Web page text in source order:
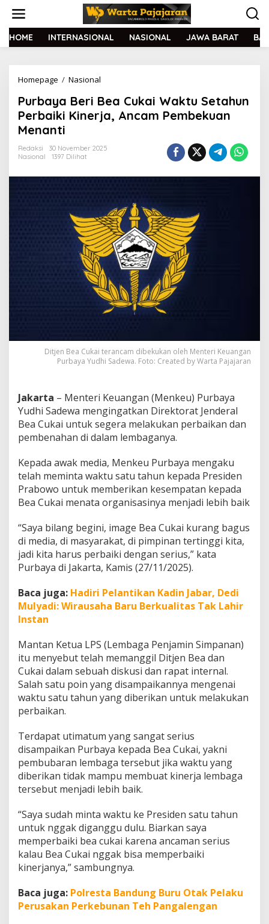
t
HOME INTERNASIONAL NASIONAL JAWA BARAT
Homepage / Nasional
r
b
a
a
r
e
a
C
u
k
i
W
a
t
S
e
t
u
n
P
e
r
a
i
k
i
K
n
e
r
j
a
A
n
c
P
e
m
b
e
k
M
e
n
a
t
Purbaya Beri Bea Cukai Waktu Setahun
Perbaiki Kinerja, Ancam Pembekuan
Menanti
Redaksi
30 November 2025
Nasional
1397 Dilihat
Ditjen Bea Cukai terancam dibekukan oleh Menteri Keuangan
Purbaya Yudhi Sadewa. Foto: Created by Warta Pajajaran
Jakarta – Menteri Keuangan (Menkeu) Purbaya
Yudhi Sadewa mengingatkan Direktorat Jenderal
Bea Cukai untuk segera melakukan perbaikan dan
pembenahan di dalam lembaganya.
Kepada awak media, Menkeu Purbaya mengaku
telah meminta waktu satu tahun kepada Presiden
Prabowo untuk memberikan kesempatan kepada
Bea Cukai menata organisasinya menjadi lebih baik
“Saya bilang begini, image Bea Cukai kurang bagus
di media, di masyarakat, di pimpinan tertinggi kita,
jadi kita harus perbaiki dengan serius,” kata
Purbaya di Jakarta, Kamis (27/11/2025).
Baca juga: Hadiri Pelantikan Kadin Jabar, Dedi
Mulyadi: Wirausaha Baru Berkualitas Tak Lahir
Instan
Mantan Ketua LPS (Lembaga Penjamin Simpanan)
itu menyebut telah memanggil Ditjen Bea dan
Cukai dalam sebuah diskusi dan rapat internal.
Salah satu poin yang disampaikannya mengenai
waktu satu tahun yang diberikan untuk melakukan
perbaikan.
Terdapat utimatum yang sangat serius
disampaikan Purbaya kepada Bea Cukai, yakni
pembubaran lembaga tersebut jika waktu yang
diberikan tidak mampu membuat kinerja lembaga
tersebut menjadi lebih baik.
“Saya sudah minta waktu ke Presiden satu tahun
untuk nggak diganggu dulu. Biarkan saya
memperbaiki bea cukai karena ancaman serius
kalau Bea Cukai nggak bisa memperbaiki
kinerjanya,” sambungnya.
Baca juga: Polresta Bandung Buru Otak Pelaku
Perusakan Perkebunan Teh Pangalengan